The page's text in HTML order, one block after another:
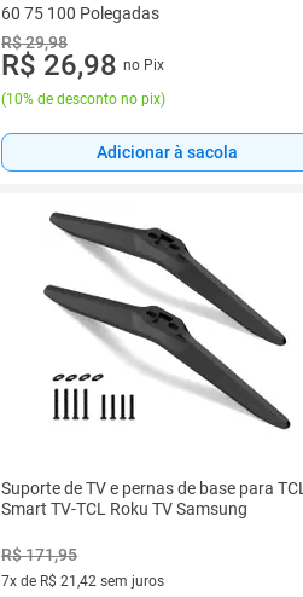
60 75 100 Polegadas
R$ 29,98
R$ 26,98 no Pix
(10% de desconto no pix)
Adicionar à sacola
Suporte de TV e pernas de base para TCL
Smart TV-TCL Roku TV Samsung
R$ 171,95
7x de R$ 21,42 sem juros